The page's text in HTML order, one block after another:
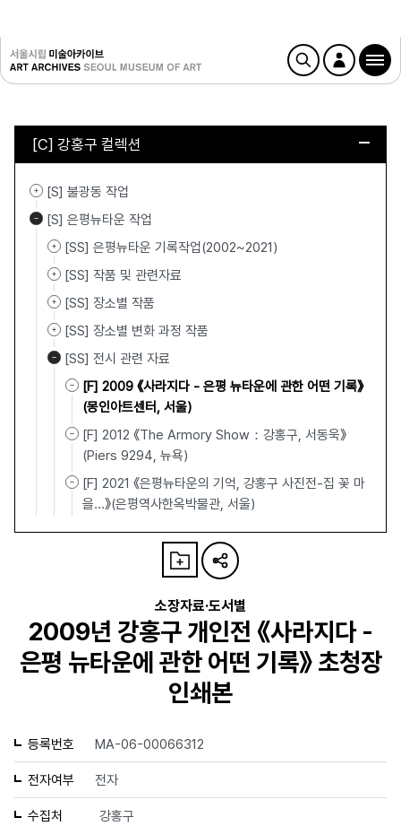
[C] 강홍구 컬렉션
[S] 불광동 작업
[S] 은평뉴타운 작업
[SS] 은평뉴타운 기록작업(2002~2021)
[SS] 작품 및 관련자료
[SS] 장소별 작품
[SS] 장소별 변화 과정 작품
[SS] 전시 관련 자료
[F] 2009 《사라지다 - 은평 뉴타운에 관한 어떤 기록》
(몽인아트센터, 서울)
[F] 2012 《The Armory Show：강홍구, 서동욱》
(Piers 9294, 뉴욕)
[F] 2021 《은평뉴타운의 기억, 강홍구 사진전-집 꽃 마
을…》(은평역사한옥박물관, 서울)
소장자료·도서별
2009년 강홍구 개인전 《사라지다 -
은평 뉴타운에 관한 어떤 기록》 초청장
인쇄본
등록번호 MA-06-00066312
전자여부 전자
수집처 강홍구